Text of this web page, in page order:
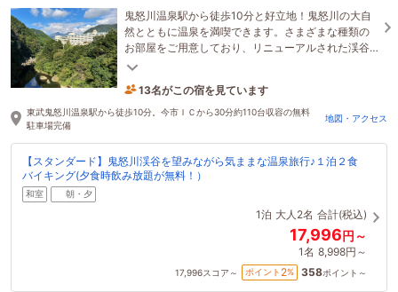
鬼怒川温泉駅から徒歩10分と好立地！鬼怒川の大自
然とともに温泉を満喫できます。さまざまな種類の
お部屋をご用意しており、リニューアルされた渓谷
側の和洋室や露天風呂付きの和室がおすすめ！
13名がこの宿を見ています
37分前に予約されました
東武鬼怒川温泉駅から徒歩10分。今市ＩＣから30分約110台収容の無料
駐車場完備
地図・アクセス
【スタンダード】鬼怒川渓谷を望みながら気ままな温泉旅行♪１泊２食
バイキング(夕食時飲み放題が無料！）
和室 朝・夕
1泊 大人2名 合計(税込)
17,996円～
1名 8,998円～
17,996スコア～ ポイント 2% 358ポイント～